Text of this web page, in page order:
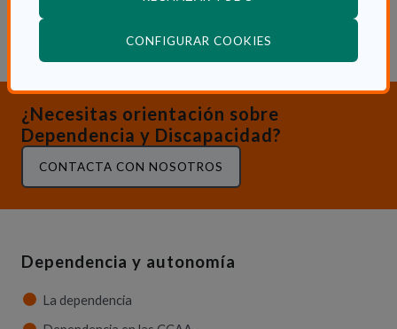
CONFIGURAR COOKIES
¿Necesitas orientación sobre
Dependencia y Discapacidad?
CONTACTA CON NOSOTROS
Dependencia y autonomía
La dependencia